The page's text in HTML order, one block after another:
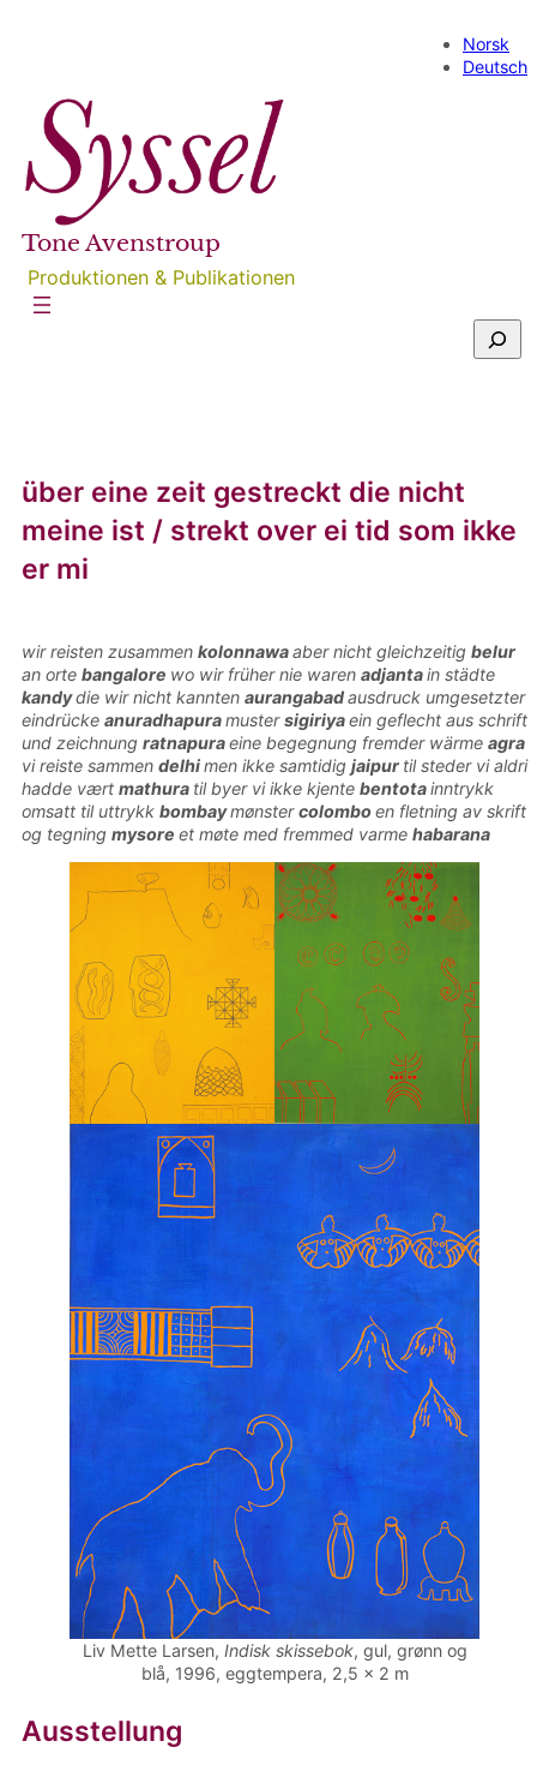
Norsk
Deutsch
Tone Avenstroup
Produktionen & Publikationen
S
u
über eine zeit gestreckt die nicht
meine ist / strekt over ei tid som ikke
er mi
wir reisten zusammen kolonnawaaber nicht gleichzeitig belur
an orte bangalore wo wir früher nie waren adjantain städte
kandydie wir nicht kannten aurangabadausdruck umgesetzter
eindrücke anuradhapuramustersigiriyaein geflecht aus schrift
und zeichnung ratnapuraeine begegnung fremder wärme agra
vi reiste sammen delhimen ikke samtidig jaipur til steder vi aldri
hadde vært mathura til byer vi ikke kjente bentotainntrykk
omsatt til uttrykk bombaymønstercolomboen fletning av skrift
og tegning mysore et møte med fremmed varme habarana
Liv Mette Larsen, Indisk skissebok, gul, grønn og
blå, 1996, eggtempera, 2,5 x 2 m
Ausstellung